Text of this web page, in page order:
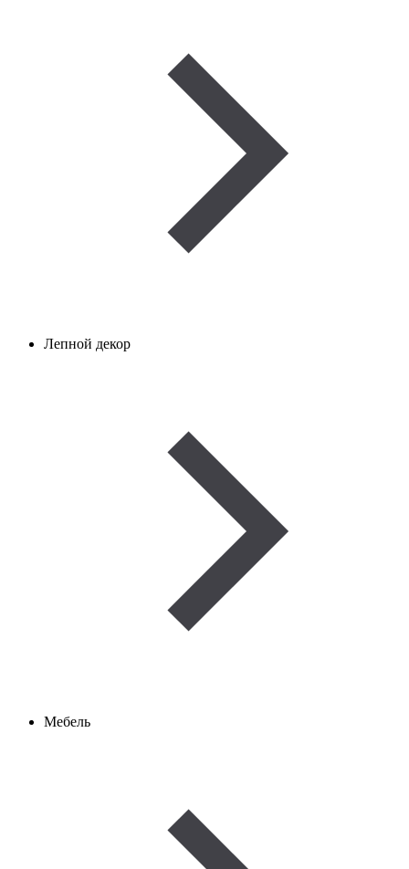
Лепной декор
Мебель